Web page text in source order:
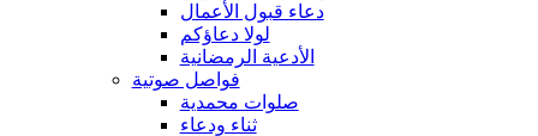
دعاء قبول الأعمال
لولا دعاؤكم
الأدعية الرمضانية
فواصل صوتية
صلوات محمدية
ثناء ودعاء